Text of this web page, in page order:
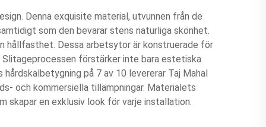
Denna exquisite material, utvunnen från de
som den bevarar stens naturliga skönhet.
hållfasthet. Dessa arbetsytor är konstruerade för
Slitageprocessen förstärker inte bara estetiska
på 7 av 10 levererar Taj Mahal
och kommersiella tillämpningar. Materialets
skapar en exklusiv look för varje installation.